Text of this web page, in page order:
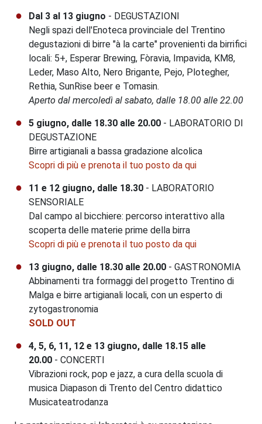
Dal 3 al 13 giugno - DEGUSTAZIONI
Negli spazi dell'Enoteca provinciale del Trentino
degustazioni di birre "à la carte" provenienti da birrifici
locali: 5+, Esperar Brewing, Fòravia, Impavida, KM8,
Leder, Maso Alto, Nero Brigante, Pejo, Plotegher,
Rethia, SunRise beer e Tomasin.
Aperto dal mercoledì al sabato, dalle 18.00 alle 22.00
5 giugno, dalle 18.30 alle 20.00 - LABORATORIO DI
DEGUSTAZIONE
Birre artigianali a bassa gradazione alcolica
Scopri di più e prenota il tuo posto da qui
11 e 12 giugno, dalle 18.30 - LABORATORIO
SENSORIALE
Dal campo al bicchiere: percorso interattivo alla
scoperta delle materie prime della birra
Scopri di più e prenota il tuo posto da qui
13 giugno, dalle 18.30 alle 20.00 - GASTRONOMIA
Abbinamenti tra formaggi del progetto Trentino di
Malga e birre artigianali locali, con un esperto di
zytogastronomia
SOLD OUT
4, 5, 6, 11, 12 e 13 giugno, dalle 18.15 alle
20.00 - CONCERTI
Vibrazioni rock, pop e jazz, a cura della scuola di
musica Diapason di Trento del Centro didattico
Musicateatrodanza